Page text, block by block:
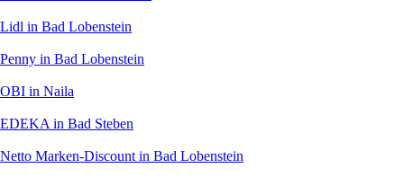
Lidl in Bad Lobenstein
Penny in Bad Lobenstein
OBI in Naila
EDEKA in Bad Steben
Netto Marken-Discount in Bad Lobenstein